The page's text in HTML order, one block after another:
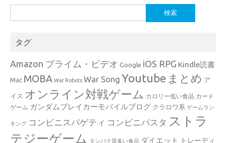
索:
タグ
Amazon プライム・ビデオ Google iOS RPG Kindle読書
Mac MOBA War Robots War Song Youtube まとめ ア
イス オンライン対戦ゲーム カロリー低い食品 カード
ゲーム ガンダムブレイカーモバイルブログ クラロワ系 ゲームラン
キング コンビニスパゲティ コンビニパスタ ストラ
テジーゲーム
タンパク質多い食品 ダイエット
トレーディ